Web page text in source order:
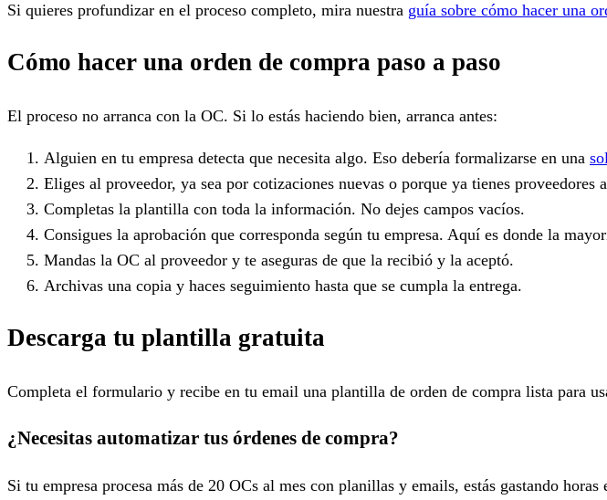
Si quieres profundizar en el proceso completo, mira nuestra guía sobre cómo hacer una
Cómo hacer una orden de compra paso a paso
El proceso no arranca con la OC. Si lo estás haciendo bien, arranca antes:
Alguien en tu empresa detecta que necesita algo. Eso debería formalizarse en una
Eliges al proveedor, ya sea por cotizaciones nuevas o porque ya tienes proveedores
Completas la plantilla con toda la información. No dejes campos vacíos.
Consigues la aprobación que corresponda según tu empresa. Aquí es donde la
Mandas la OC al proveedor y te aseguras de que la recibió y la aceptó.
Archivas una copia y haces seguimiento hasta que se cumpla la entrega.
Descarga tu plantilla gratuita
Completa el formulario y recibe en tu email una plantilla de orden de compra lista para
¿Necesitas automatizar tus órdenes de compra?
Si tu empresa procesa más de 20 OCs al mes con planillas y emails, estás gastando